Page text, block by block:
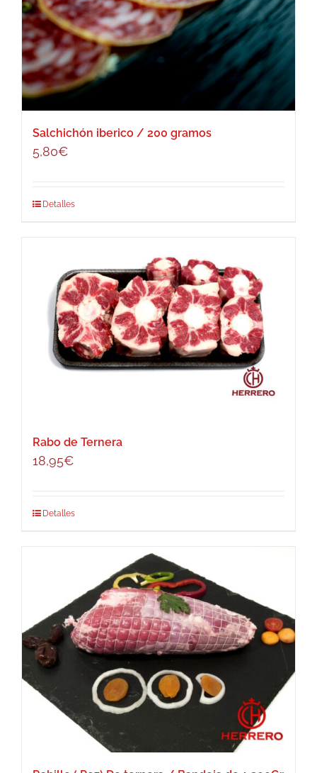
Salchichón iberico / 200 gramos
5,80€
Detalles
Rabo de Ternera
18,95€
Detalles